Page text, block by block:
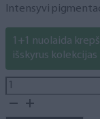
Intensyvi
1+1 nuolaida
išskyrus kolekcijas
produkto
kiekis: